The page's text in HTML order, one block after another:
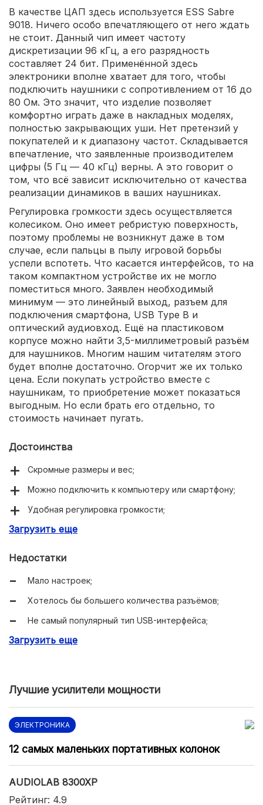
В качестве ЦАП здесь используется ESS Sabre
9018. Ничего особо впечатляющего от него ждать
не стоит. Данный чип имеет частоту
дискретизации 96 кГц, а его разрядность
составляет 24 бит. Применённой здесь
электроники вполне хватает для того, чтобы
подключить наушники с сопротивлением от 16 до
80 Ом. Это значит, что изделие позволяет
комфортно играть даже в накладных моделях,
полностью закрывающих уши. Нет претензий у
покупателей и к диапазону частот. Складывается
впечатление, что заявленные производителем
цифры (5 Гц — 40 кГц) верны. А это говорит о
том, что всё зависит исключительно от качества
реализации динамиков в ваших наушниках.
Регулировка громкости здесь осуществляется
колесиком. Оно имеет ребристую поверхность,
поэтому проблемы не возникнут даже в том
случае, если пальцы в пылу игровой борьбы
успели вспотеть. Что касается интерфейсов, то на
таком компактном устройстве их не могло
поместиться много. Заявлен необходимый
минимум — это линейный выход, разъем для
подключения смартфона, USB Type B и
оптический аудиовход. Ещё на пластиковом
корпусе можно найти 3,5-миллиметровый разъём
для наушников. Многим нашим читателям этого
будет вполне достаточно. Огорчит же их только
цена. Если покупать устройство вместе с
наушникам, то приобретение может показаться
выгодным. Но если брать его отдельно, то
стоимость начинает пугать.
Достоинства
Скромные размеры и вес;
Можно подключить к компьютеру или смартфону;
Удобная регулировка громкости;
Есть оптический аудиовход.
Загрузить еще
Недостатки
Мало настроек;
Хотелось бы большего количества разъёмов;
Не самый популярный тип USB-интерфейса;
Требуется обеспечение питания;
Загрузить еще
Лучшие усилители мощности
ЭЛЕКТРОНИКА
12 самых маленьких портативных колонок
AUDIOLAB 8300XP
Рейтинг: 4.9